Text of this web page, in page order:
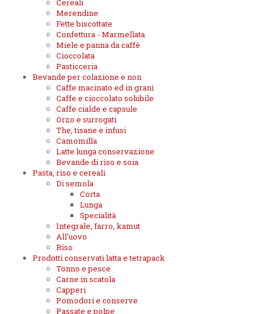
Cereali
Merendine
Fette biscottate
Confettura - Marmellata
Miele e panna da caffè
Cioccolata
Pasticceria
Bevande per colazione e non
Caffe macinato ed in grani
Caffe e cioccolato solubile
Caffe cialde e capsule
Orzo e surrogati
The, tisane e infusi
Camomilla
Latte lunga conservazione
Bevande di riso e soia
Pasta, riso e cereali
Di semola
Corta
Lunga
Specialità
Integrale, farro, kamut
All'uovo
Riso
Prodotti conservati latta e tetrapack
Tonno e pesce
Carne in scatola
Capperi
Pomodori e conserve
Passate e polpe